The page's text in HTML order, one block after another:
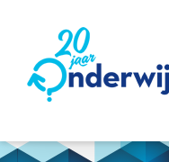
inhoud